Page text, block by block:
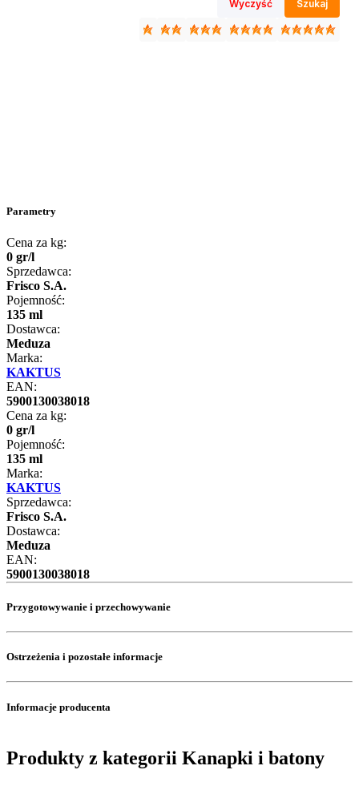
Wyczyść Szukaj
Parametry
Cena za kg:
0 gr/l
Sprzedawca:
Frisco S.A.
Pojemność:
135 ml
Dostawca:
Meduza
Marka:
KAKTUS
EAN:
5900130038018
Cena za kg:
0 gr/l
Pojemność:
135 ml
Marka:
KAKTUS
Sprzedawca:
Frisco S.A.
Dostawca:
Meduza
EAN:
5900130038018
Przygotowywanie i przechowywanie
Ostrzeżenia i pozostałe informacje
Informacje producenta
Produkty z kategorii Kanapki i batony